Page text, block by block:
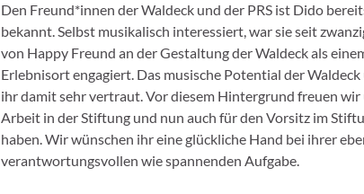
Den Freund*innen der Waldeck und der PRS ist Dido
bekannt. Selbst musikalisch interessiert, war sie seit
von Happy Freund an der Gestaltung der Waldeck als
Erlebnisort engagiert. Das musische Potential der
ihr damit sehr vertraut. Vor diesem Hintergrund freuen wir
Arbeit in der Stiftung und nun auch für den Vorsitz im
haben. Wir wünschen ihr eine glückliche Hand bei ihrer
verantwortungsvollen wie spannenden Aufgabe.